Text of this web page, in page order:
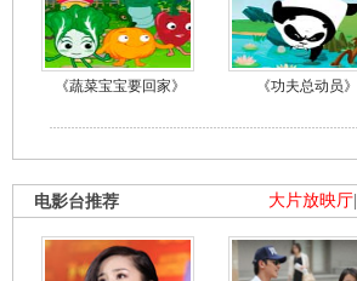
《蔬菜宝宝要回家》 《功夫总动员》
大片放映厅
电影台推荐